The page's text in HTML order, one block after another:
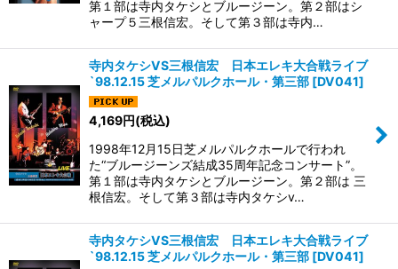
第１部は寺内タケシとブルージーン。第２部はシ
ャープ５三根信宏。そして第３部は寺内…
寺内タケシVS三根信宏 日本エレキ大合戦ライブ
`98.12.15 芝メルパルクホール・第三部 [DV041]
4,169円(税込)
1998年12月15日芝メルパルクホールで行われ
た“ブルージーンズ結成35周年記念コンサート”。
第１部は寺内タケシとブルージーン。第２部は 三
根信宏。そして第３部は寺内タケシv…
寺内タケシVS三根信宏 日本エレキ大合戦ライブ
`98.12.15 芝メルパルクホール・第三部 [DV041]